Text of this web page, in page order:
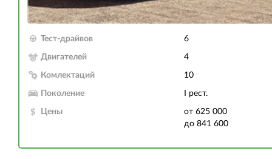
Тест-драйвов 6
Двигателей 4
Комлектаций 10
Поколение I рест.
Цены
от 625 000
до 841 600